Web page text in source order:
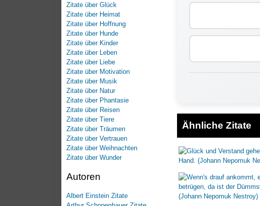
Zitate über Glück
Zitate über Heimat
Zitate über Hoffnung
Zitate über Hunde
Zitate über Kinder
Zitate über Leben
Zitate über Liebe
Zitate über Motivation
Zitate über Musik
Zitate über Natur
Zitate über Phantasie
Zitate über Reisen
Zitate über Tiere
Zitate über Träumen
Zitate über Vertrauen
Zitate über Weihnachten
Zitate über Wunder
Autoren
Albert Einstein Zitate
Ähnliche Zitate